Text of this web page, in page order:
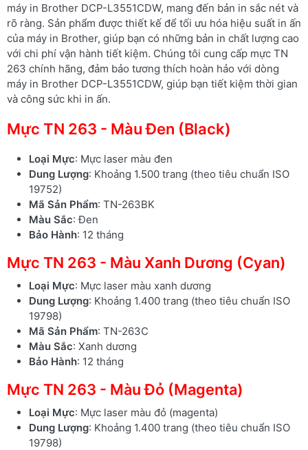
máy in Brother DCP-L3551CDW, mang đến bản in sắc nét và
rõ ràng. Sản phẩm được thiết kế để tối ưu hóa hiệu suất in ấn
của máy in Brother, giúp bạn có những bản in chất lượng cao
với chi phí vận hành tiết kiệm. Chúng tôi cung cấp mực TN
263 chính hãng, đảm bảo tương thích hoàn hảo với dòng
máy in Brother DCP-L3551CDW, giúp bạn tiết kiệm thời gian
và công sức khi in ấn.
Mực TN 263 - Màu Đen (Black)
Loại Mực: Mực laser màu đen
Dung Lượng: Khoảng 1.500 trang (theo tiêu chuẩn ISO
19752)
Mã Sản Phẩm: TN-263BK
Màu Sắc: Đen
Bảo Hành: 12 tháng
Mực TN 263 - Màu Xanh Dương (Cyan)
Loại Mực: Mực laser màu xanh dương
Dung Lượng: Khoảng 1.400 trang (theo tiêu chuẩn ISO
19798)
Mã Sản Phẩm: TN-263C
Màu Sắc: Xanh dương
Bảo Hành: 12 tháng
Mực TN 263 - Màu Đỏ (Magenta)
Loại Mực: Mực laser màu đỏ (magenta)
Dung Lượng: Khoảng 1.400 trang (theo tiêu chuẩn ISO
19798)